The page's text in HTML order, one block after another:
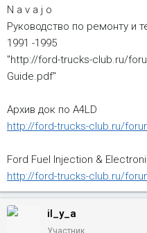
N a v a j o
Руководство по ремонту и
1991 -1995
"http://ford-trucks-club.ru/
Guide.pdf"
Архив док по A4LD
http://ford-trucks-club.ru/
Ford Fuel Injection &
http://ford-trucks-club.ru/
il_y_a
Участник